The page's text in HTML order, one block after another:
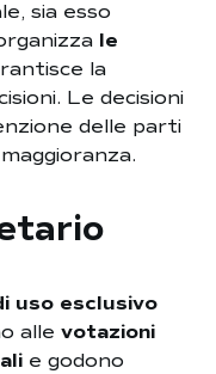
sia esso
le
la
Le decisioni
delle parti
uso esclusivo
alle votazioni
e godono